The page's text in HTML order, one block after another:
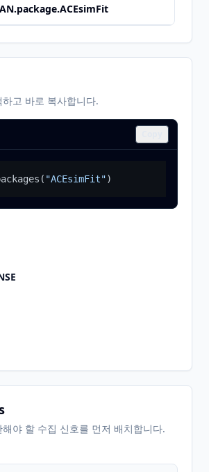
고 바로 복사합니다.
( "ACEsimFit")
야 할 수집 신호를 먼저 배치합니다.